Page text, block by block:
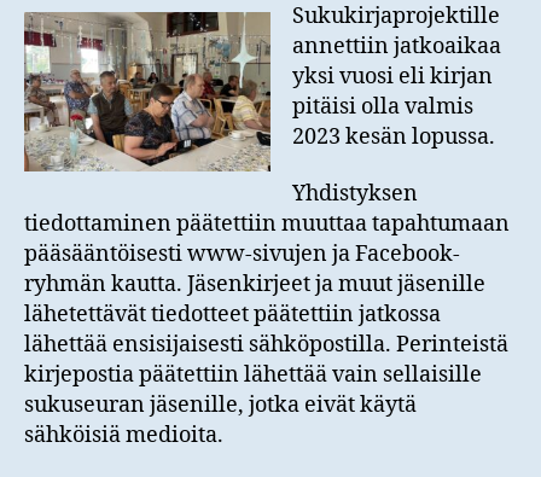
Sukukirjaprojektille
annettiin jatkoaikaa
yksi vuosi eli kirjan
pitäisi olla valmis
2023 kesän lopussa.
Yhdistyksen
tiedottaminen päätettiin muuttaa tapahtumaan
pääsääntöisesti www-sivujen ja Facebook-
ryhmän kautta. Jäsenkirjeet ja muut jäsenille
lähetettävät tiedotteet päätettiin jatkossa
lähettää ensisijaisesti sähköpostilla. Perinteistä
kirjepostia päätettiin lähettää vain sellaisille
sukuseuran jäsenille, jotka eivät käytä
sähköisiä medioita.